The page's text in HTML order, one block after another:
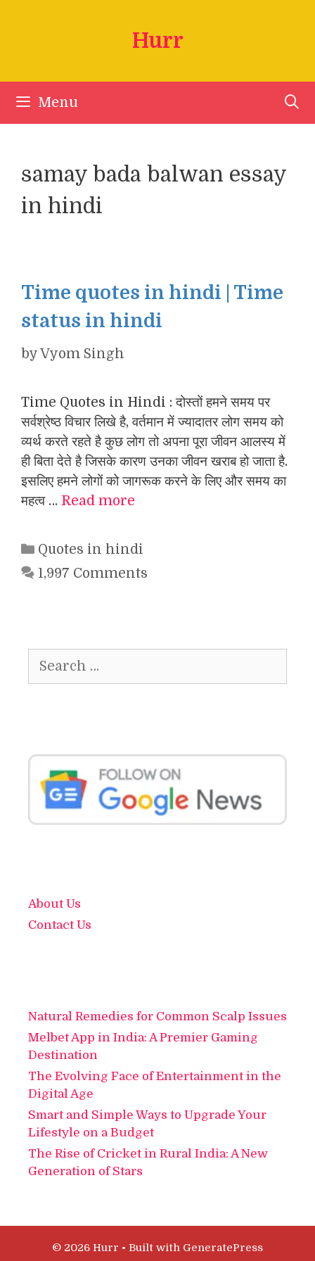
Hurr
Menu
samay bada balwan essay
in hindi
Time quotes in hindi | Time
status in hindi
byVyom Singh
Time Quotes in Hindi : दोस्तों हमने समय पर
सर्वश्रेष्ठ विचार लिखे है, वर्तमान में ज्यादातर लोग समय को
व्यर्थ करते रहते है कुछ लोग तो अपना पूरा जीवन आलस्य में
ही बिता देते है जिसके कारण उनका जीवन खराब हो जाता है.
इसलिए हमने लोगों को जागरूक करने के लिए और समय का
महत्व … Read more
Categories
Quotes in hindi
1,997 Comments
for:
About Us
Contact Us
Natural Remedies for Common Scalp Issues
Melbet App in India: A Premier Gaming
Destination
The Evolving Face of Entertainment in the
Digital Age
Smart and Simple Ways to Upgrade Your
Lifestyle on a Budget
The Rise of Cricket in Rural India: A New
Generation of Stars
© 2026 Hurr • Built with GeneratePress